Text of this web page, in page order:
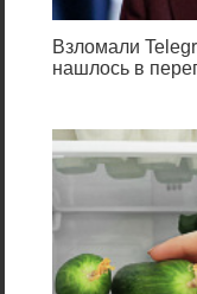
Взломали
нашлось в